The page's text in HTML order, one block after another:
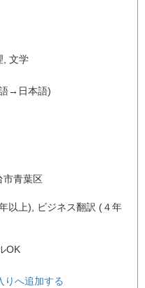
文学
→日本語)
青葉区
以上), ビジネス翻訳 (４年
OK
りへ追加する